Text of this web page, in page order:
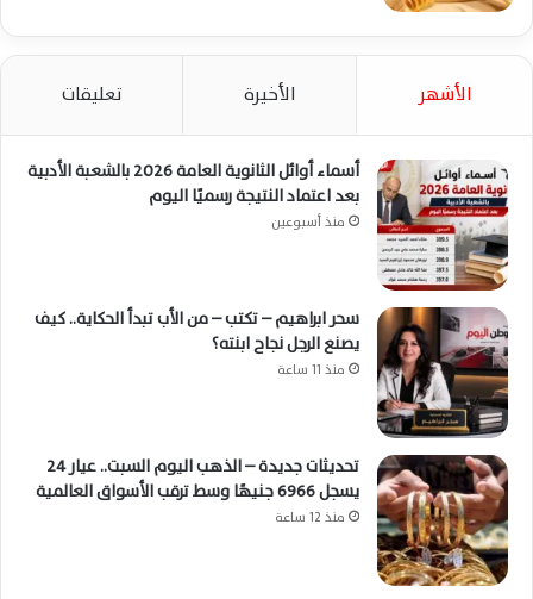
الأشهر الأخيرة تعليقات
أسماء أوائل الثانوية العامة 2026 بالشعبة الأدبية
بعد اعتماد النتيجة رسميًا اليوم
منذ أسبوعين
سحر ابراهيم – تكتب – من الأب تبدأ الحكاية.. كيف
يصنع الرجل نجاح ابنته؟
منذ 11 ساعة
تحديثات جديدة – الذهب اليوم السبت.. عيار 24
يسجل 6966 جنيهًا وسط ترقب الأسواق العالمية
منذ 12 ساعة